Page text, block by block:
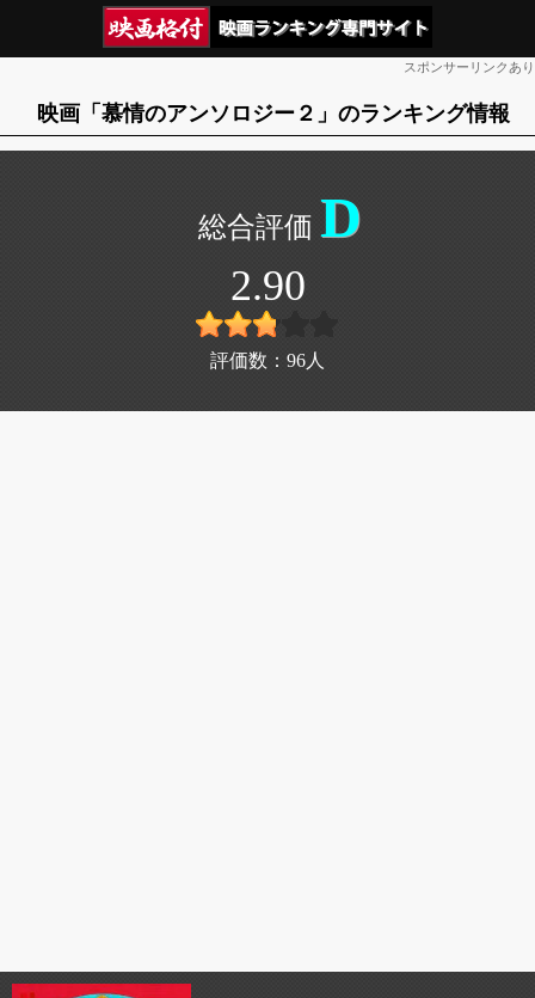
スポンサーリンクあり
映画「慕情のアンソロジー２」のランキング情報
D
2.90
評価数： 96 人